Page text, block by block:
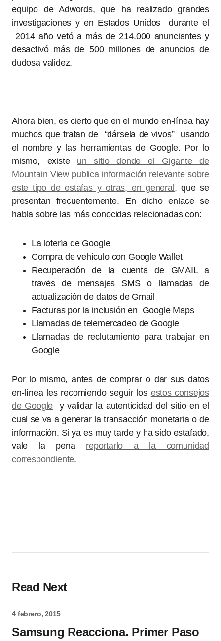
equipo de Adwords, que ha realizado grandes
investigaciones y en Estados Unidos durante el
2014 año vetó a más de 214.000 anunciantes y
desactivó más de 500 millones de anuncios de
dudosa validez.
Ahora bien, es cierto que en el mundo en-línea hay
muchos que tratan de “dársela de vivos” usando
el nombre y las herramientas de Google. Por lo
mismo, existe un sitio donde el Gigante de
Mountain View publica información relevante sobre
este tipo de estafas y otras, en general, que se
presentan frecuentemente. En dicho enlace se
habla sobre las más conocidas relacionadas con:
La lotería de Google
Compra de vehículo con Google Wallet
Recuperación de la cuenta de GMAIL a
través de mensajes SMS o llamadas de
actualización de datos de Gmail
Facturas por la inclusión en Google Maps
Llamadas de telemercadeo de Google
Llamadas de reclutamiento para trabajar en
Google
Por lo mismo, antes de comprar o dar sus datos
en-línea les recomiendo seguir los estos consejos
de Google y validar la autenticidad del sitio en el
cual se va a generar la transacción monetaria o de
información. Si ya es muy tarde y ha sido estafado,
vale la pena reportarlo a la comunidad
correspondiente.
Read Next
4 febrero, 2015
Samsung Reacciona. Primer Paso